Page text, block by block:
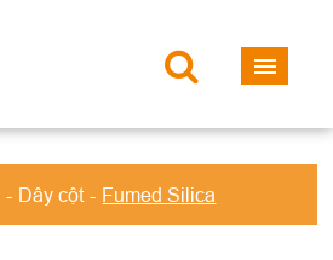
Dây cột Fumed Silica